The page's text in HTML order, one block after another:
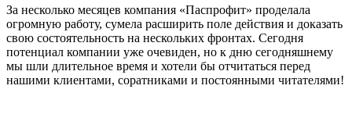
За несколько месяцев компания «Паспрофит» проделала
огромную работу, сумела расширить поле действия и доказать
свою состоятельность на нескольких фронтах. Сегодня
потенциал компании уже очевиден, но к дню сегодняшнему
мы шли длительное время и хотели бы отчитаться перед
нашими клиентами, соратниками и постоянными читателями!